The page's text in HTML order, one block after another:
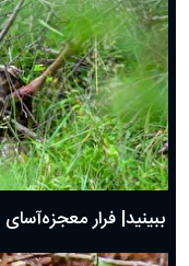
ببینید| فرار